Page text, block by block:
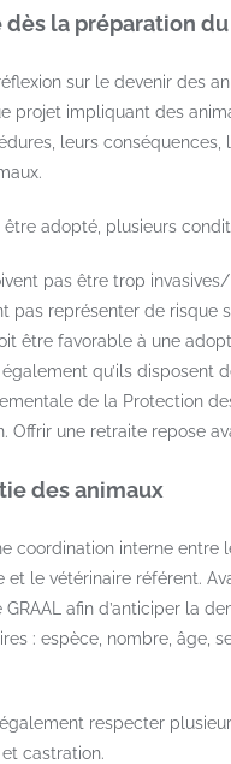
dès la préparation
sur le devenir des
projet impliquant des
leurs
être adopté, plusieurs
pas être trop
pas représenter de risque
être favorable à une
qu’ils disposent
de la Protection
Offrir une retraite repose
des animaux
coordination interne entre
et le vétérinaire référent.
afin d’anticiper la
: espèce, nombre, âge,
respecter
castration.